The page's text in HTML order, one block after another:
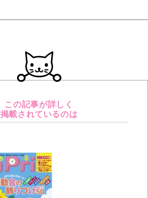
この記事が詳しく
掲載されているのは